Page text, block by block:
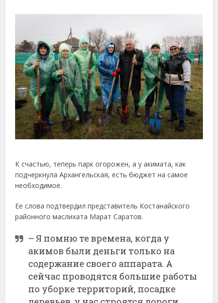
К счастью, теперь парк огорожен, а у акимата, как
подчеркнула Архангельская, есть бюджет на самое
необходимое.
Ее слова подтвердил представитель Костанайского
районного маслихата Марат Саратов.
– Я помню те времена, когда у
акимов были деньги только на
содержание своего аппарата. А
сейчас проводятся большие работы
по уборке территорий, посадке